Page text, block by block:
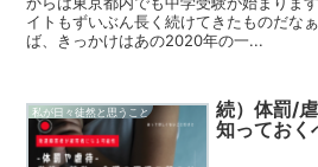
イトもずいぶん長く続けてきたものだな
ば、きっかけはあの2020年の一...
私が日々徒然と思うこと
続）体罰/
知っておく